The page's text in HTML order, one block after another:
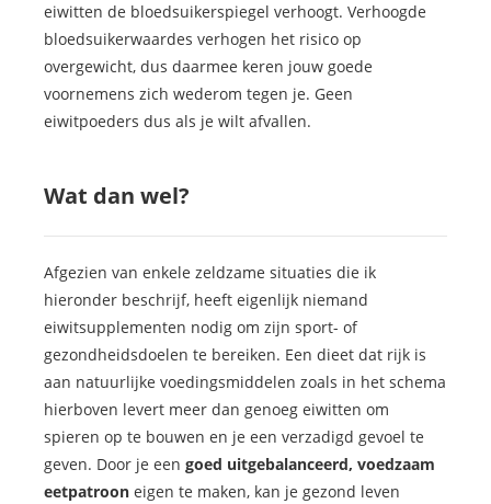
eiwitten de bloedsuikerspiegel verhoogt. Verhoogde
bloedsuikerwaardes verhogen het risico op
overgewicht, dus daarmee keren jouw goede
voornemens zich wederom tegen je. Geen
eiwitpoeders dus als je wilt afvallen.
Wat dan wel?
Afgezien van enkele zeldzame situaties die ik
hieronder beschrijf, heeft eigenlijk niemand
eiwitsupplementen nodig om zijn sport- of
gezondheidsdoelen te bereiken. Een dieet dat rijk is
aan natuurlijke voedingsmiddelen zoals in het schema
hierboven levert meer dan genoeg eiwitten om
spieren op te bouwen en je een verzadigd gevoel te
geven. Door je een goed uitgebalanceerd, voedzaam
eetpatroon eigen te maken, kan je gezond leven